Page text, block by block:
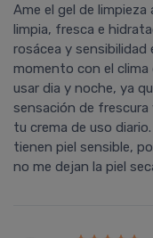
Ame el gel de limpieza
limpia, fresca e
rosácea y
momento con el clima
usar dia y noche, ya
sensación de frescura
tu crema de uso
tienen piel sensible,
no me dejan la piel